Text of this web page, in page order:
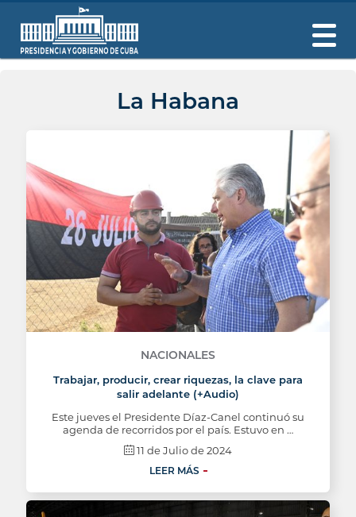
La Habana
NACIONALES
Trabajar, producir, crear riquezas, la clave para
salir adelante (+Audio)
Este jueves el Presidente Díaz-Canel continuó su
agenda de recorridos por el país. Estuvo en …
11 de Julio de 2024
LEER MÁS